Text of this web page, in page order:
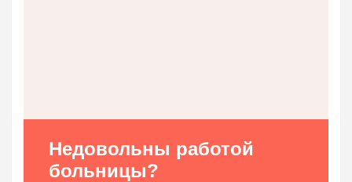
Недовольны работой
больницы?